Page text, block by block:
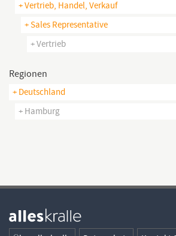
+ Vertrieb, Handel, Verkauf
+ Sales Representative
+ Vertrieb
Regionen
+ Deutschland
+ Hamburg